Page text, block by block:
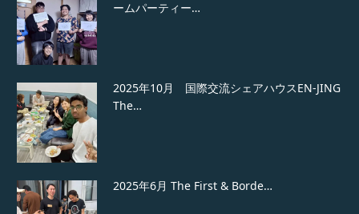
ームパーティー…
2025年10月 国際交流シェアハウスEN-JING
The…
2025年6月 The First & Borde…